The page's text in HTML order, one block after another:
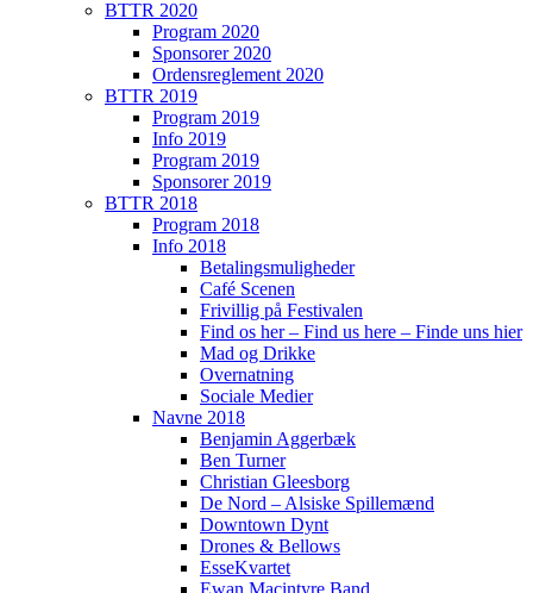
BTTR 2020
Program 2020
Sponsorer 2020
Ordensreglement 2020
BTTR 2019
Program 2019
Info 2019
Program 2019
Sponsorer 2019
BTTR 2018
Program 2018
Info 2018
Betalingsmuligheder
Café Scenen
Frivillig på Festivalen
Find os her – Find us here – Finde uns hier
Mad og Drikke
Overnatning
Sociale Medier
Navne 2018
Benjamin Aggerbæk
Ben Turner
Christian Gleesborg
De Nord – Alsiske Spillemænd
Downtown Dynt
Drones & Bellows
EsseKvartet
Ewan Macintyre Band